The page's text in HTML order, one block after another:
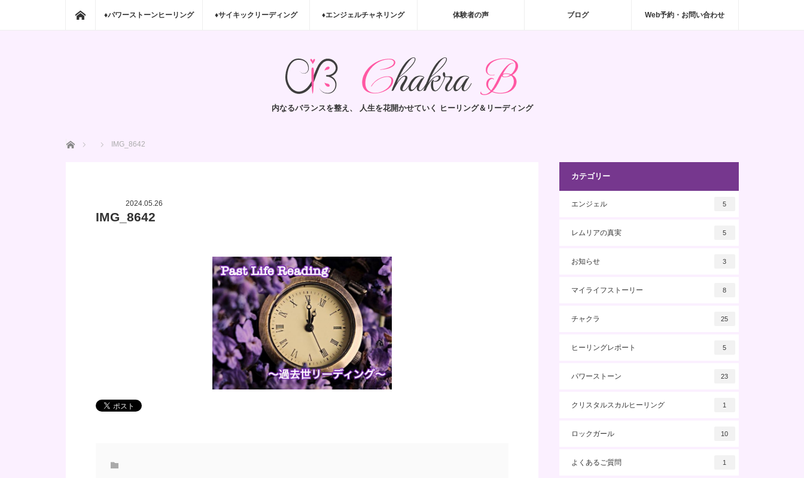
ホーム
♦パワーストーンヒーリング ♦サイキックリーディング ♦エンジェルチャネリング 体験者の声 ブログ Web予約・お問い合わせ
内なるバランスを整え、 人生を花開かせていく ヒーリング＆リーディング
ホーム IMG_8642
2024.05.26
IMG_8642
カテゴリー
エンジェル 5
レムリアの真実 5
お知らせ 3
マイライフストーリー 8
チャクラ 25
ヒーリングレポート 5
パワーストーン 23
クリスタルスカルヒーリング 1
ロックガール 10
よくあるご質問 1